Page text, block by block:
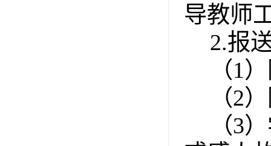
导教师
2.报
（1
（2）
（3